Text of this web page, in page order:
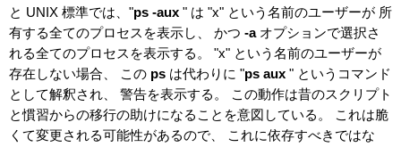
と UNIX 標準では、"ps -aux " は "x" という名前のユーザーが 所
有する全てのプロセスを表示し、 かつ -aオプションで選択さ
れる全てのプロセスを表示する。 "x" という名前のユーザーが
存在しない場合、 この ps は代わりに "ps aux " というコマンド
として解釈され、 警告を表示する。 この動作は昔のスクリプト
と慣習からの移行の助けになることを意図している。 これは脆
くて変更される可能性があるので、 これに依存すべきではな